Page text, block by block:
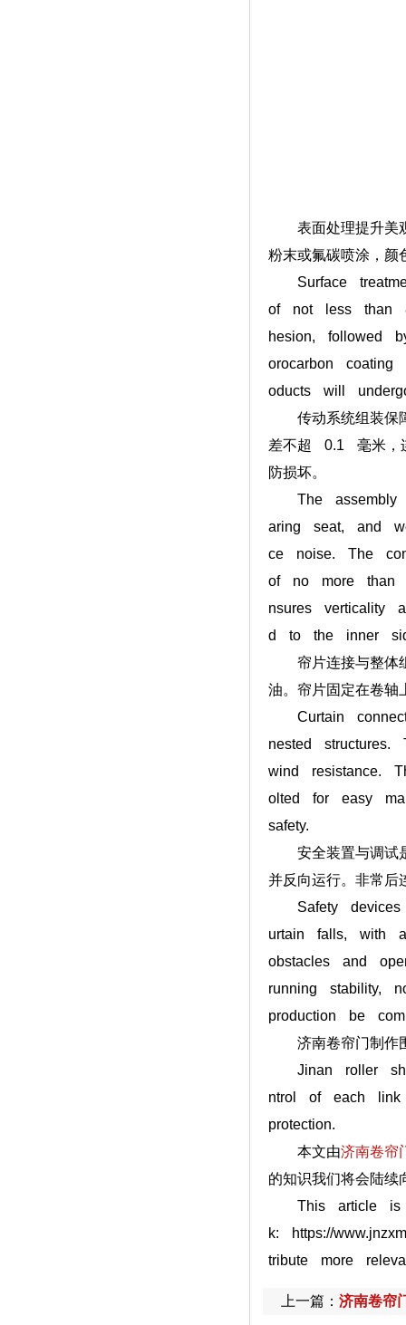
表面处理提升美观
粉末或氟碳喷涂，颜
Surface
of not less than
hesion, followed
orocarbon
oducts will
传动系统组装保障
差不超 0.1 毫米，
防损坏。
The assembly
aring seat, and
ce noise. The
of no more than
nsures verticality
d to the inner
帘片连接与整体组
油。帘片固定在卷轴
Curtain
nested
wind resistance.
olted for easy
safety.
安全装置与调试是
并反向运行。非常
Safety devices
urtain falls, with
obstacles and
running stability,
production be
济南卷帘门制作围
Jinan roller
ntrol of each link
protection.
本文由济南卷帘
的知识我们将会陆续
This article is a
k: https://
tribute more
上一篇： 济南卷帘